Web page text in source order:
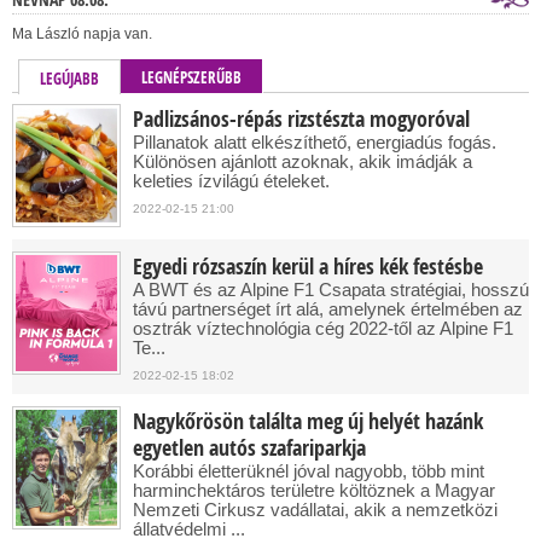
Ma László napja van.
LEGÚJABB LEGNÉPSZERŰBB
Padlizsános-répás rizstészta mogyoróval
Pillanatok alatt elkészíthető, energiadús fogás.
Különösen ajánlott azoknak, akik imádják a
keleties ízvilágú ételeket.
2022-02-15 21:00
Egyedi rózsaszín kerül a híres kék festésbe
A BWT és az Alpine F1 Csapata stratégiai, hosszú
távú partnerséget írt alá, amelynek értelmében az
osztrák víztechnológia cég 2022-től az Alpine F1
Te...
2022-02-15 18:02
Nagykőrösön találta meg új helyét hazánk
egyetlen autós szafariparkja
Korábbi életterüknél jóval nagyobb, több mint
harminchektáros területre költöznek a Magyar
Nemzeti Cirkusz vadállatai, akik a nemzetközi
állatvédelmi ...